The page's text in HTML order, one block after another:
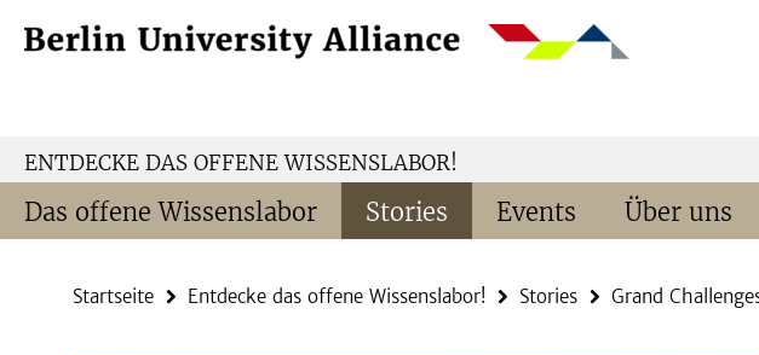
direkt
Service-
ENTDECKE DAS OFFENE WISSENSLABOR!
Das offene Wissenslabor Stories Events Über uns
Startseite Entdecke das offene Wissenslabor! Stories Grand